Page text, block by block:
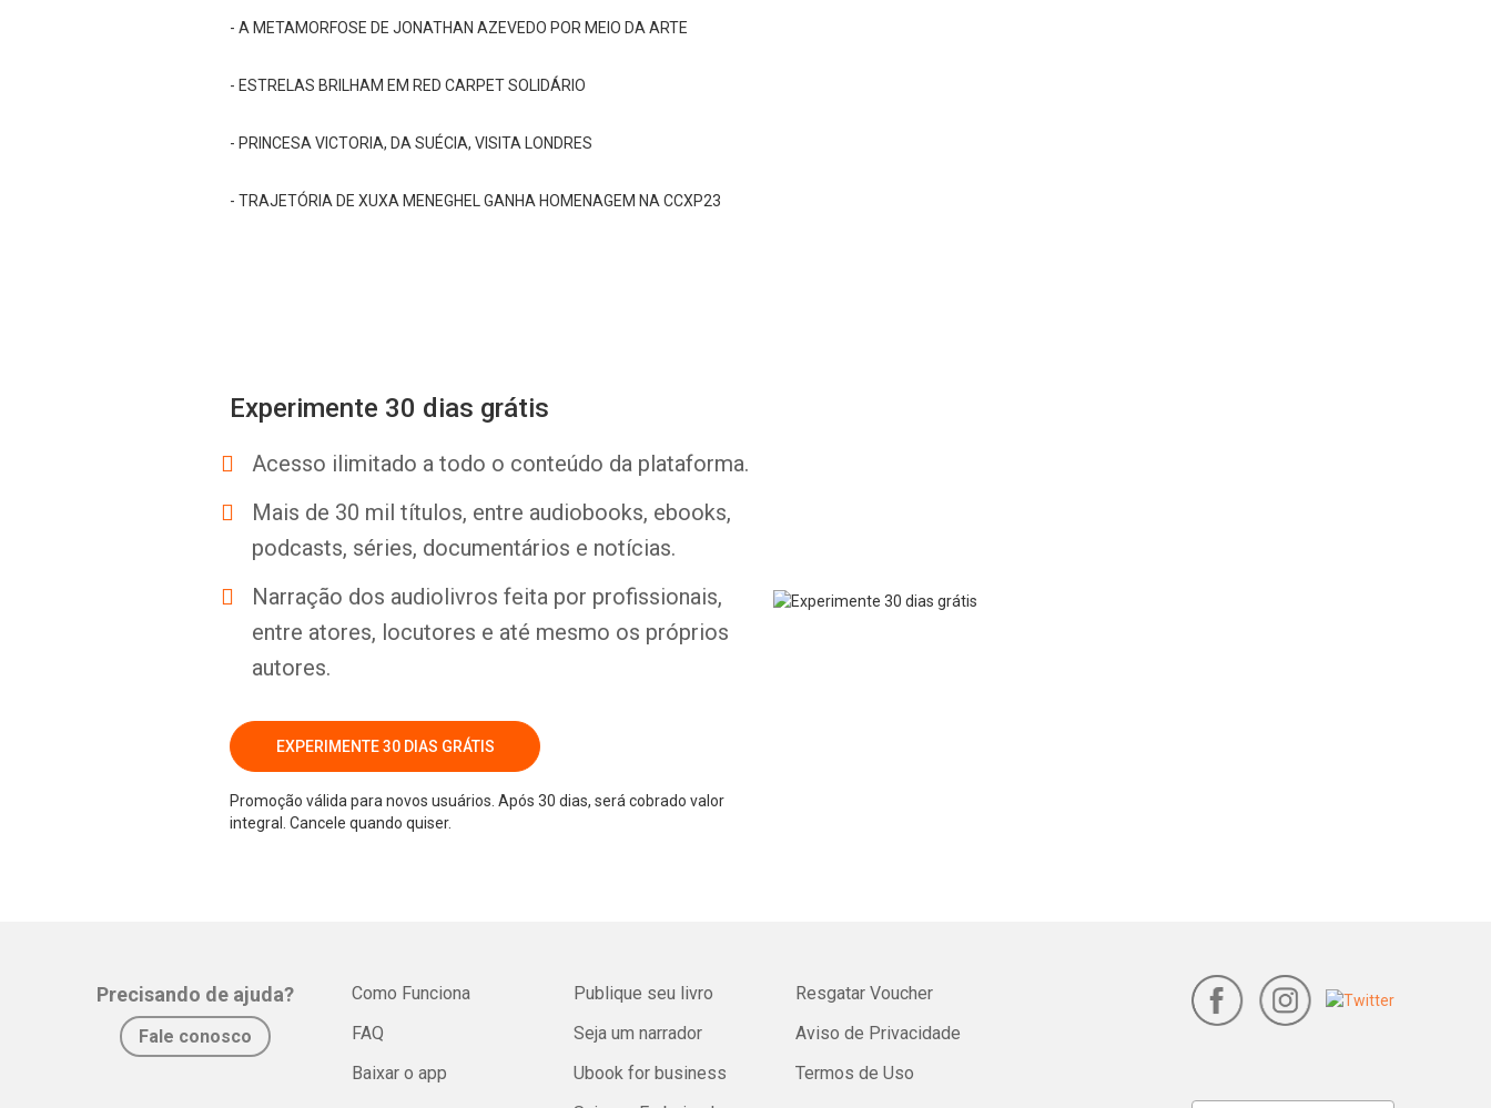
- A METAMORFOSE DE JONATHAN AZEVEDO POR MEIO DA ARTE
- ESTRELAS BRILHAM EM RED CARPET SOLIDÁRIO
- PRINCESA VICTORIA, DA SUÉCIA, VISITA LONDRES
- TRAJETÓRIA DE XUXA MENEGHEL GANHA HOMENAGEM NA CCXP23
Experimente 30 dias grátis
Acesso ilimitado a todo o conteúdo da plataforma.
Mais de 30 mil títulos, entre audiobooks, ebooks,
podcasts, séries, documentários e notícias.
Narração dos audiolivros feita por profissionais,
entre atores, locutores e até mesmo os próprios
autores.
EXPERIMENTE 30 DIAS GRÁTIS
Promoção válida para novos usuários. Após 30 dias, será cobrado valor
integral. Cancele quando quiser.
Precisando de ajuda?
Fale conosco
Como Funciona
FAQ
Baixar o app
Publique seu livro
Seja um narrador
Ubook for business
Resgatar Voucher
Aviso de Privacidade
Termos de Uso
Whatsapp